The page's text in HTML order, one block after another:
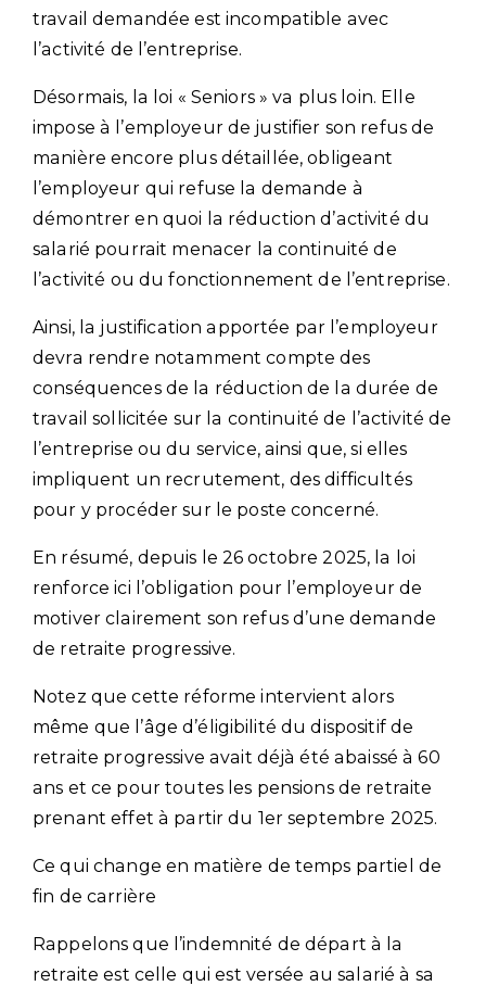
travail demandée est incompatible avec
l’activité de l’entreprise.
Désormais, la loi « Seniors » va plus loin. Elle
impose à l’employeur de justifier son refus de
manière encore plus détaillée, obligeant
l’employeur qui refuse la demande à
démontrer en quoi la réduction d’activité du
salarié pourrait menacer la continuité de
l’activité ou du fonctionnement de l’entreprise.
Ainsi, la justification apportée par l’employeur
devra rendre notamment compte des
conséquences de la réduction de la durée de
travail sollicitée sur la continuité de l’activité de
l’entreprise ou du service, ainsi que, si elles
impliquent un recrutement, des difficultés
pour y procéder sur le poste concerné.
En résumé, depuis le 26 octobre 2025, la loi
renforce ici l’obligation pour l’employeur de
motiver clairement son refus d’une demande
de retraite progressive.
Notez que cette réforme intervient alors
même que l’âge d’éligibilité du dispositif de
retraite progressive avait déjà été abaissé à 60
ans et ce pour toutes les pensions de retraite
prenant effet à partir du 1er septembre 2025.
Ce qui change en matière de temps partiel de
fin de carrière
Rappelons que l’indemnité de départ à la
retraite est celle qui est versée au salarié à sa